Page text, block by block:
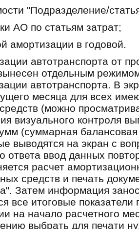
"Подразделение/
АО по статьям затрат;
амортизации в годовой.
автотранспорта от
отдельным
автотранспорта. В
месяца для всех
(можно
визуального контроля
(суммарная
выводятся на экран с
ответа ввод данных
расчет
средств и печать
За­тем информация
все итоговые
на начало расчетного
выбрать для печати